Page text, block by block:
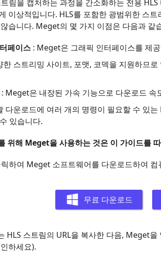
림을 캡처하는 과정을 간소화하는 전용
이상적입니다. HLS를 포함한 광범위한 스
습니다. Meget의 몇 가지 이점은 다음과 같
페이스 : Meget은 그래픽 인터페이스를 제
한 스트리밍 사이트, 포맷, 코덱을 지원하므
: Meget은 내장된 가속 기능으로 다운로드
다운로드에 여러 개의 명령이 필요할 수 있
있습니다.
위해 Meget을 사용하는 것은 이 가이드를
하여 Meget 소프트웨어를 다운로드하여 컴
무료 다운로드
HLS 스트림의 URL을 복사한 다음, Meget
하세요).